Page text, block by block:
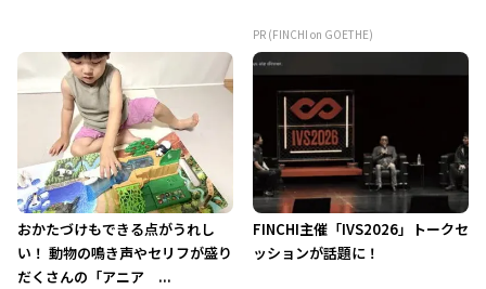
PR (FINCHI on GOETHE)
おかたづけもできる点がうれし
い！ 動物の鳴き声やセリフが盛り
だくさんの「アニア ...
FINCHI主催「IVS2026」トークセ
ッションが話題に！